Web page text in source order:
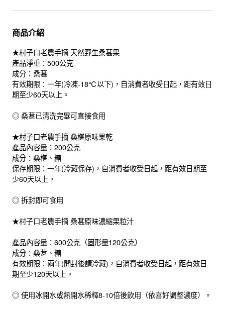
商品介紹
★村子口老農手摘 天然野生桑葚果
產品淨重：500公克
成分：桑葚
有效期限：一年(冷凍-18℃以下)，自消費者收受日起，距有效日
期至少60天以上。
◎ 桑葚已清洗完畢可直接食用
★村子口老農手摘 桑椹原味果乾
產品內容量：200公克
成分：桑椹、糖
保存期限：一年(冷藏保存)，自消費者收受日起，距有效日期至
少60天以上。
◎ 拆封即可食用
★村子口老農手摘 桑葚原味濃縮果粒汁
產品內容量：600公克（固形量120公克）
成分：桑葚、糖
有效期限：兩年(開封後請冷藏)，自消費者收受日起，距有效日
期至少120天以上。
◎ 使用冰開水或熱開水稀釋8-10倍後飲用（依喜好調整濃度）。